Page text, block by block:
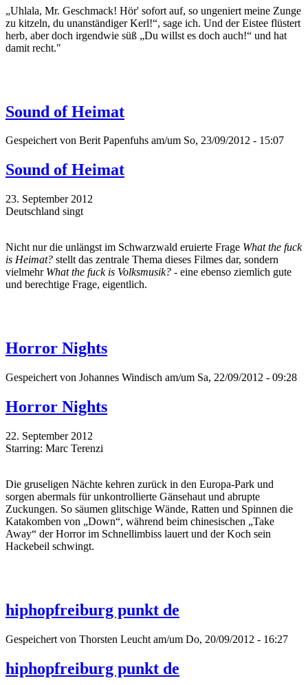
„Uhlala, Mr. Geschmack! Hör' sofort auf, so ungeniert meine Zunge
zu kitzeln, du unanständiger Kerl!“, sage ich. Und der Eistee flüstert
herb, aber doch irgendwie süß „Du willst es doch auch!“ und hat
damit recht."
Sound of Heimat
Gespeichert von Berit Papenfuhs am/um So, 23/09/2012 - 15:07
Sound of Heimat
23. September 2012
Deutschland singt
Nicht nur die unlängst im Schwarzwald eruierte Frage What the fuck
is Heimat? stellt das zentrale Thema dieses Filmes dar, sondern
vielmehr What the fuck is Volksmusik? - eine ebenso ziemlich gute
und berechtige Frage, eigentlich.
Horror Nights
Gespeichert von Johannes Windisch am/um Sa, 22/09/2012 - 09:28
Horror Nights
22. September 2012
Starring: Marc Terenzi
Die gruseligen Nächte kehren zurück in den Europa-Park und
sorgen abermals für unkontrollierte Gänsehaut und abrupte
Zuckungen. So säumen glitschige Wände, Ratten und Spinnen die
Katakomben von „Down“, während beim chinesischen „Take
Away“ der Horror im Schnellimbiss lauert und der Koch sein
Hackebeil schwingt.
hiphopfreiburg punkt de
Gespeichert von Thorsten Leucht am/um Do, 20/09/2012 - 16:27
hiphopfreiburg punkt de